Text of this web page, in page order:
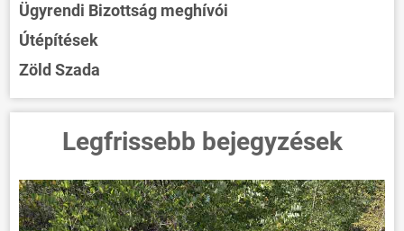
Ügyrendi Bizottság meghívói
Útépítések
Zöld Szada
Legfrissebb bejegyzések